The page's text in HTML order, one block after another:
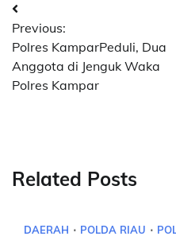
Navigasi
pos
Previous:
Polres KamparPeduli, Dua
Anggota di Jenguk Waka
Polres Kampar
Related Posts
DAERAH POLDA RIAU